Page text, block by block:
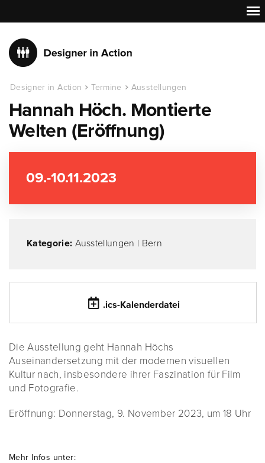
Designer in Action Termine Ausstellungen
Hannah Höch. Montierte
Welten (Eröffnung)
09.-10.11.2023
Kategorie: Ausstellungen | Bern
.ics-Kalenderdatei
Die Ausstellung geht Hannah Höchs
Auseinandersetzung mit der modernen visuellen
Kultur nach, insbesondere ihrer Faszination für Film
und Fotografie.
Eröffnung: Donnerstag, 9. November 2023, um 18 Uhr
Mehr Infos unter: